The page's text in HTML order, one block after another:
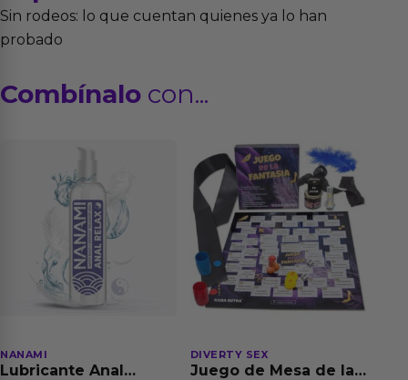
Sin rodeos: lo que cuentan quienes ya lo han
probado
Combínalo con...
NANAMI
Lubricante Anal
DIVERTY SEX
Juego de Mesa de las